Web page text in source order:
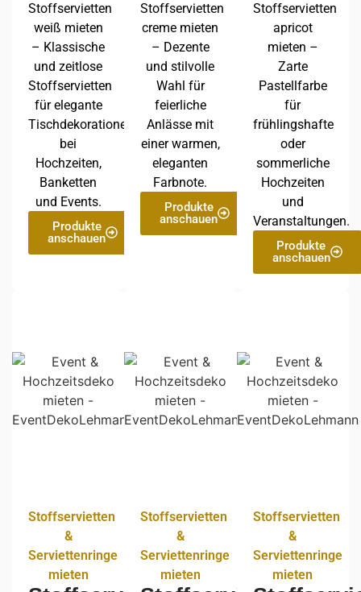
Stoffservietten
weiß mieten
– Klassische
und zeitlose
Stoffservietten
für elegante
Tischdekorationen
bei
Hochzeiten,
Banketten
und Events.
Produkte
anschauen
Stoffservietten
creme mieten
– Dezente
und stilvolle
Wahl für
feierliche
Anlässe mit
einer warmen,
eleganten
Farbnote.
Produkte
anschauen
Stoffservietten
apricot
mieten –
Zarte
Pastellfarbe
für
frühlingshafte
oder
sommerliche
Hochzeiten
und
Veranstaltungen.
Produkte
anschauen
Stoffservietten
&
Serviettenringe
mieten
Stoffservietten
&
Serviettenringe
mieten
Stoffservietten
&
Serviettenringe
mieten